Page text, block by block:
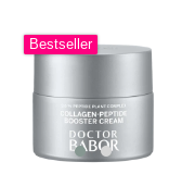
Bestseller